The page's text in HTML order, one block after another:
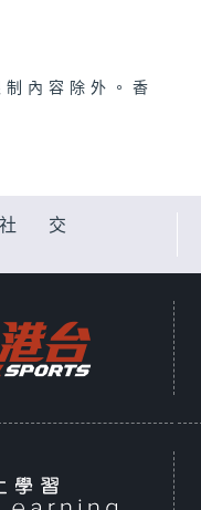
內容除外。香
社 交